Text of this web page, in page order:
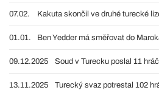
07.02. Kakuta skončil ve druhé turecké
01.01. Ben Yedder má směřovat do
09.12.2025 Soud v Turecku poslal 11
13.11.2025 Turecký svaz potrestal 102